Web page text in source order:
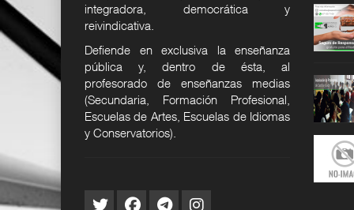
integradora, democrática y
reivindicativa.
Defiende en exclusiva la enseñanza
pública y, dentro de ésta, al
profesorado de enseñanzas medias
(Secundaria, Formación Profesional,
Escuelas de Artes, Escuelas de Idiomas
y Conservatorios).
Seguro de responsabilidad
SUPER USER
Quiénes somos
12 DIC 2024
SUPER USER
Cuadro de excedencias
Ep8. Tribunales y otras
SUPER USER
ASPES-CL reclama la
actualizac
SUPER USER